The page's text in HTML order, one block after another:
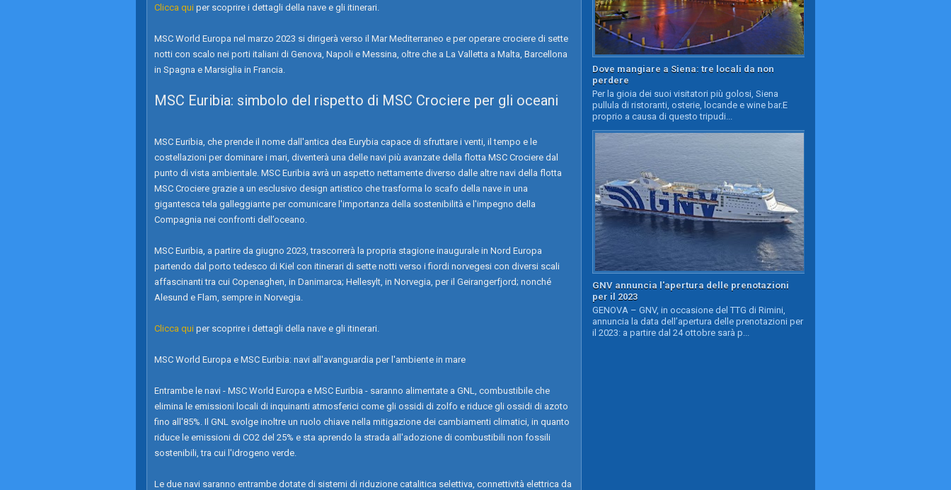
Clicca qui per scoprire i dettagli della nave e gli itinerari.
MSC World Europa nel marzo 2023 si dirigerà verso il Mar Mediterraneo e per operare crociere di sette
notti con scalo nei porti italiani di Genova, Napoli e Messina, oltre che a La Valletta a Malta, Barcellona
in Spagna e Marsiglia in Francia.
MSC Euribia: simbolo del rispetto di MSC Crociere per gli oceani
MSC Euribia, che prende il nome dall'antica dea Eurybia capace di sfruttare i venti, il tempo e le
costellazioni per dominare i mari, diventerà una delle navi più avanzate della flotta MSC Crociere dal
punto di vista ambientale. MSC Euribia avrà un aspetto nettamente diverso dalle altre navi della flotta
MSC Crociere grazie a un esclusivo design artistico che trasforma lo scafo della nave in una
gigantesca tela galleggiante per comunicare l'importanza della sostenibilità e l'impegno della
Compagnia nei confronti dell’oceano.
MSC Euribia, a partire da giugno 2023, trascorrerà la propria stagione inaugurale in Nord Europa
partendo dal porto tedesco di Kiel con itinerari di sette notti verso i fiordi norvegesi con diversi scali
affascinanti tra cui Copenaghen, in Danimarca; Hellesylt, in Norvegia, per il Geirangerfjord; nonché
Alesund e Flam, sempre in Norvegia.
Clicca qui per scoprire i dettagli della nave e gli itinerari.
MSC World Europa e MSC Euribia: navi all'avanguardia per l'ambiente in mare
Entrambe le navi - MSC World Europa e MSC Euribia - saranno alimentate a GNL, combustibile che
elimina le emissioni locali di inquinanti atmosferici come gli ossidi di zolfo e riduce gli ossidi di azoto
fino all'85%. Il GNL svolge inoltre un ruolo chiave nella mitigazione dei cambiamenti climatici, in quanto
riduce le emissioni di CO2 del 25% e sta aprendo la strada all'adozione di combustibili non fossili
sostenibili, tra cui l'idrogeno verde.
Le due navi saranno entrambe dotate di sistemi di riduzione catalitica selettiva, connettività elettrica da
Dove mangiare a Siena: tre locali da non
perdere
Per la gioia dei suoi visitatori più golosi, Siena
pullula di ristoranti, osterie, locande e wine bar.E
proprio a causa di questo tripudi...
GNV annuncia l'apertura delle prenotazioni
per il 2023
GENOVA – GNV, in occasione del TTG di Rimini,
annuncia la data dell’apertura delle prenotazioni per
il 2023: a partire dal 24 ottobre sarà p...